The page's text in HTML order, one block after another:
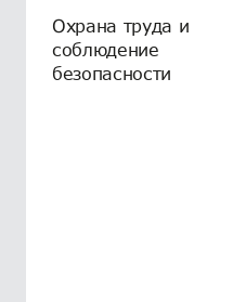
Охрана труда и
соблюдение
безопасности